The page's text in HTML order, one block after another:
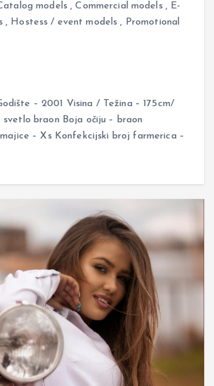
models,Commercial models, E-
, Hostess / event models , Promotional
– 2001 Visina / Težina – 175cm/
svetlo braon Boja očiju – braon
– Xs Konfekcijski broj farmerica –